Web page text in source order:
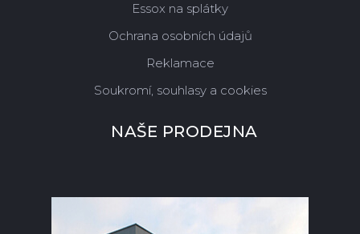
Essox na splátky
Ochrana osobních údajů
Reklamace
Soukromí, souhlasy a cookies
NAŠE PRODEJNA